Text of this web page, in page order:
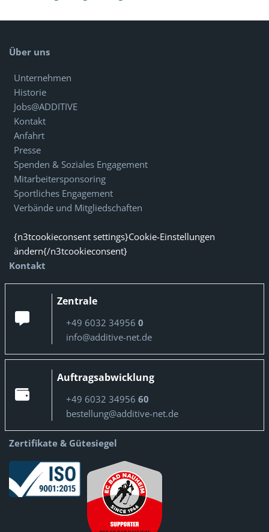
Über uns
Unternehmen
Historie
Jobs@ADDITIVE
Kontakt
Anfahrt
Presse
Spenden & Soziales Engagement
Mitarbeitersponsoring
Sportliches Engagement
Verbände und Mitgliedschaften
{n3tcookieconsent settings}Cookie-Einstellungen
ändern{/n3tcookieconsent}
Kontakt
Zentrale
+49 6032 34956 0
info@additive-net.de
Auftragsabwicklung
+49 6032 34956 60
bestellung@additive-net.de
Zertifikate & Gütesiegel